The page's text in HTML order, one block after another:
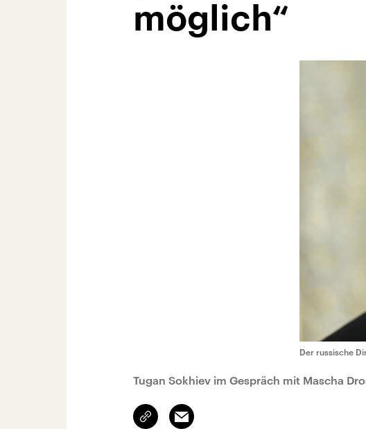
möglich“
Der russische
Tugan Sokhiev im Gespräch mit Mascha
Link
kopieren/teilen
Email